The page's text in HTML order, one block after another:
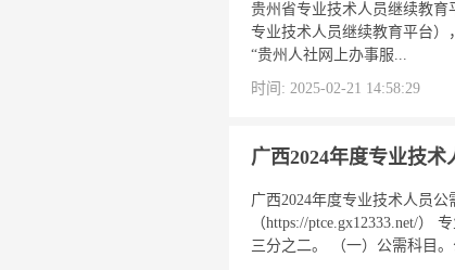
贵州省专业技术人员继续教育
专业技术人员继续教育平台）
“贵州人社网上办事服...
时间: 2025-02-21 14:58:29
广西2024年度专业技
广西2024年度专业技术人员
（https://ptce.gx12333.net/
三分之二。 （一）公需科目